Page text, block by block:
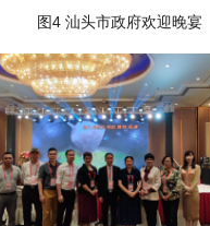
图4 汕头市政府欢迎晚宴